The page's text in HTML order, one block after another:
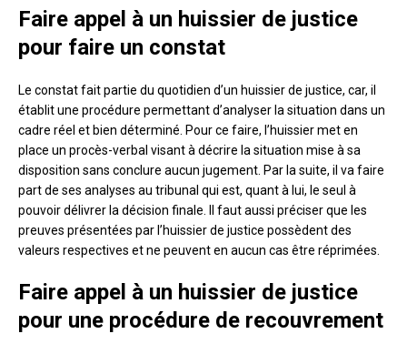
Faire appel à un huissier de justice
pour faire un constat
Le constat fait partie du quotidien d’un huissier de justice, car, il
établit une procédure permettant d’analyser la situation dans un
cadre réel et bien déterminé. Pour ce faire, l’huissier met en
place un procès-verbal visant à décrire la situation mise à sa
disposition sans conclure aucun jugement. Par la suite, il va faire
part de ses analyses au tribunal qui est, quant à lui, le seul à
pouvoir délivrer la décision finale. Il faut aussi préciser que les
preuves présentées par l’huissier de justice possèdent des
valeurs respectives et ne peuvent en aucun cas être réprimées.
Faire appel à un huissier de justice
pour une procédure de recouvrement